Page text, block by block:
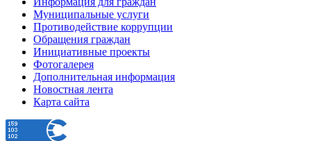
Муниципальные услуги
Противодействие коррупции
Обращения граждан
Инициативные проекты
Фотогалерея
Дополнительная информация
Новостная лента
Карта сайта